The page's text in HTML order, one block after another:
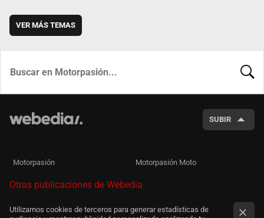
VER MÁS TEMAS
SUBIR
Motorpasión Motorpasión Moto
Otras publicaciones de Webedia
Utilizamos cookies de terceros para generar estadísticas de